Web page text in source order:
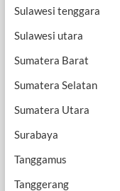
Sulawesi tenggara
Sulawesi utara
Sumatera Barat
Sumatera Selatan
Sumatera Utara
Surabaya
Tanggamus
Tanggerang